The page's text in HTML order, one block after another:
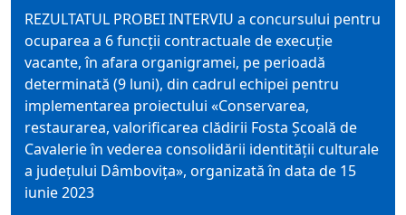
REZULTATUL PROBEI INTERVIU a concursului pentru
ocuparea a 6 funcţii contractuale de execuţie
vacante, în afara organigramei, pe perioadă
determinată (9 luni), din cadrul echipei pentru
implementarea proiectului «Conservarea,
restaurarea, valorificarea clădirii Fosta Şcoală de
Cavalerie în vederea consolidării identităţii culturale
a judeţului Dâmboviţa», organizată în data de 15
iunie 2023